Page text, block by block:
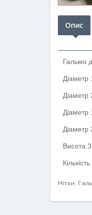
Опис
Гальмо
Діаметр
Діаметр
Діаметр
Діаметр
Висота
Мітки: